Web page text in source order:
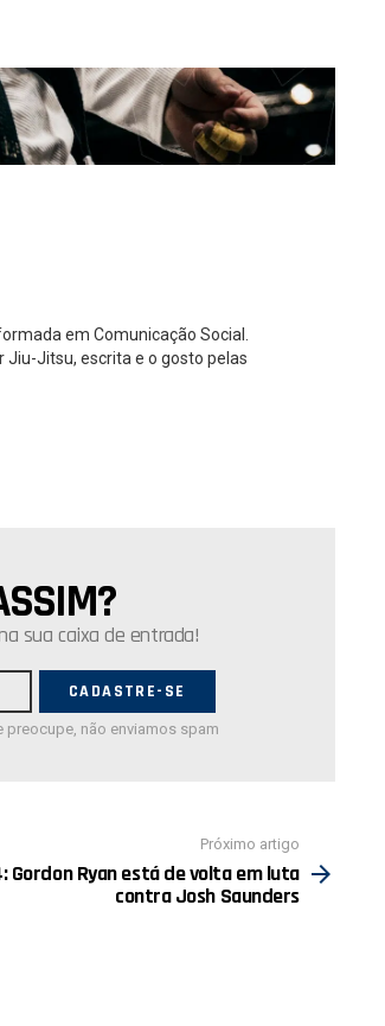
em Comunicação Social.
Jiu-Jitsu, escrita e o gosto pelas
sua caixa de entrada!
preocupe, não enviamos spam
Próximo artigo
Gordon Ryan está de volta em luta
contra Josh Saunders